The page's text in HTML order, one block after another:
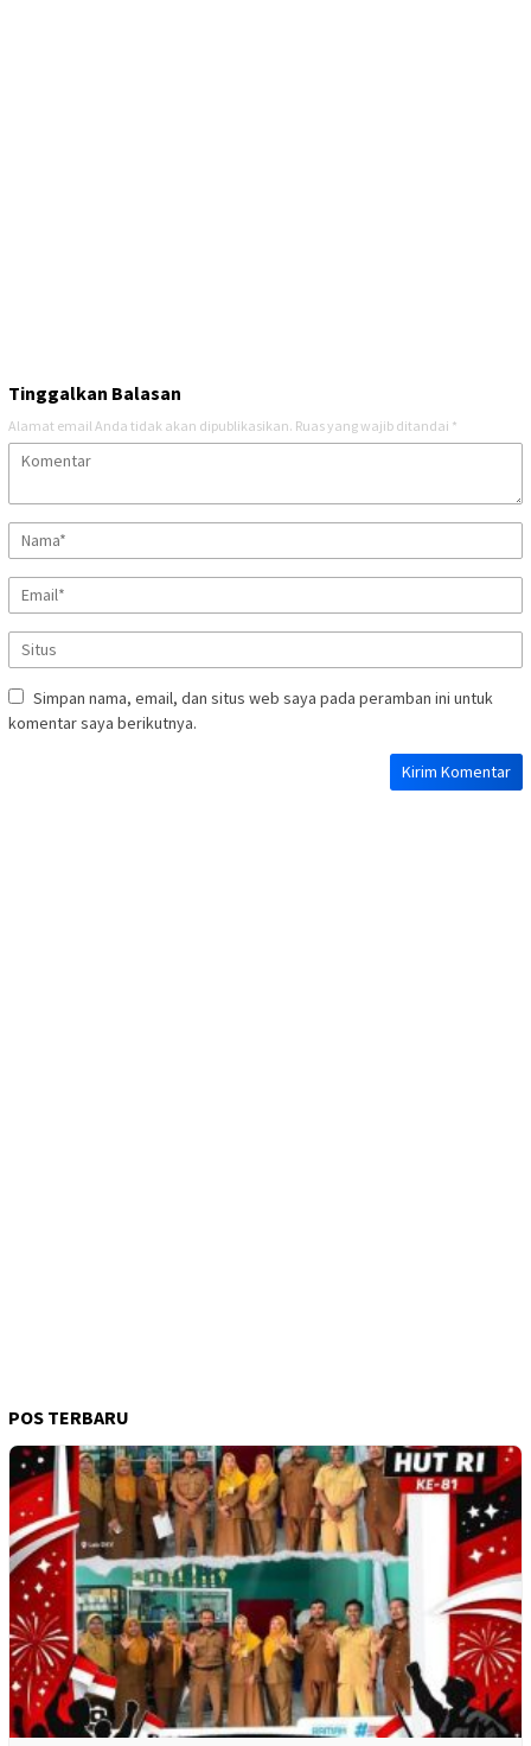
Tinggalkan Balasan
Alamat email Anda tidak akan dipublikasikan. Ruas yang wajib ditandai *
Simpan nama, email, dan situs web saya pada peramban ini untuk
komentar saya berikutnya.
POS TERBARU